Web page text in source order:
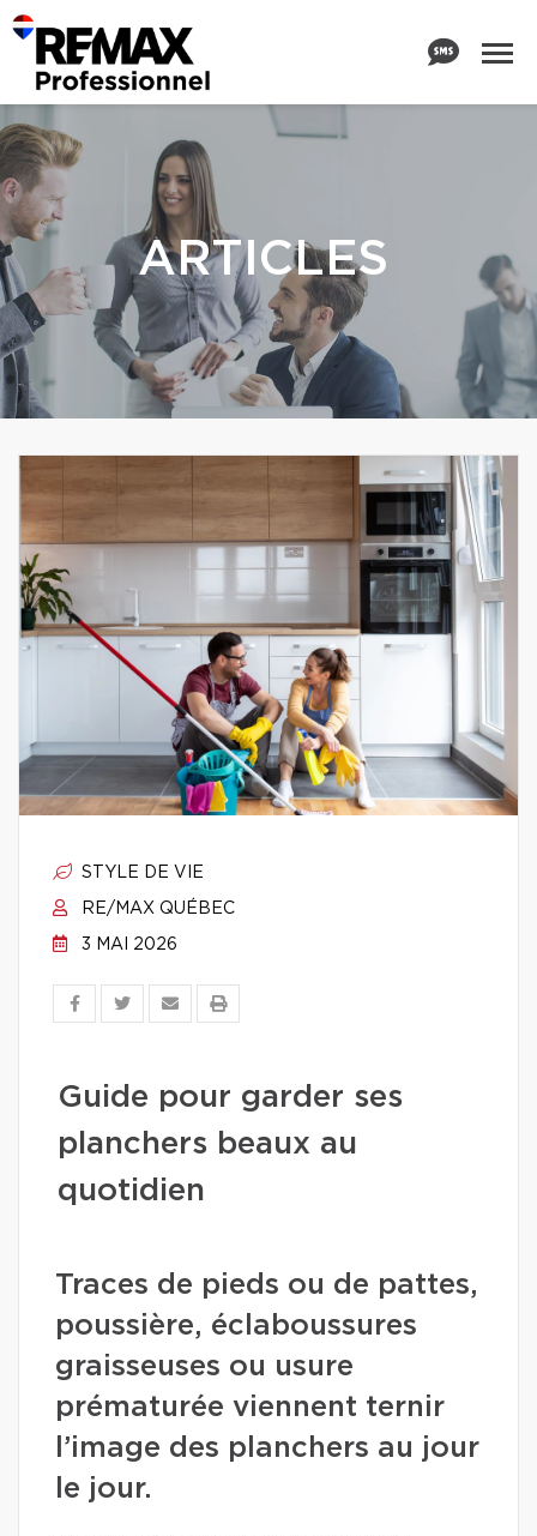
ARTICLES
STYLE DE VIE
RE/MAX QUÉBEC
3 MAI 2026
Guide pour garder ses
planchers beaux au
quotidien
Traces de pieds ou de pattes,
poussière, éclaboussures
graisseuses ou usure
prématurée viennent ternir
l’image des planchers au jour
le jour.